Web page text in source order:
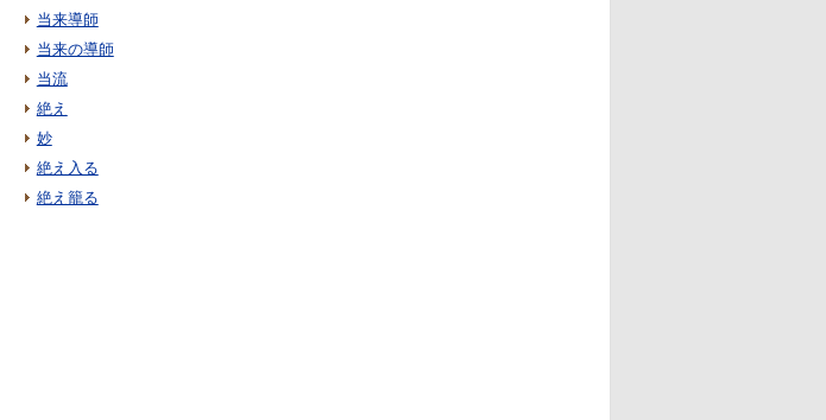
当来導師
当来の導師
当流
絶え
妙
絶え入る
絶え籠る